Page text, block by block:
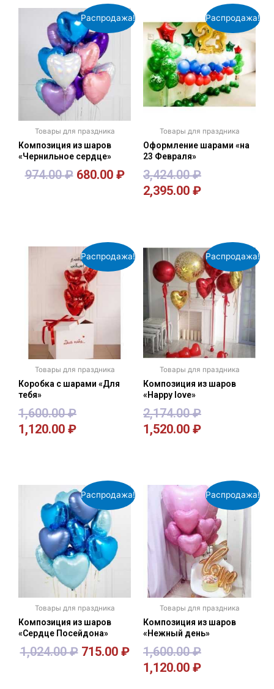
Распродажа!
Товары для праздника
Композиция из шаров
«Чернильное сердце»
974.00₽ 680.00 ₽
Распродажа!
Товары для праздника
Оформление шарами «на
23 Февраля»
3,424.00₽
2,395.00 ₽
Распродажа!
Товары для праздника
Коробка с шарами «Для
тебя»
1,600.00₽
1,120.00 ₽
Распродажа!
Товары для праздника
Композиция из шаров
«Happy love»
2,174.00₽
1,520.00 ₽
Распродажа!
Товары для праздника
Композиция из шаров
«Сердце Посейдона»
1,024.00₽ 715.00 ₽
Распродажа!
Товары для праздника
Композиция из шаров
«Нежный день»
1,600.00₽
1,120.00 ₽